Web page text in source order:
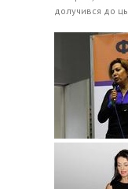
долучився до